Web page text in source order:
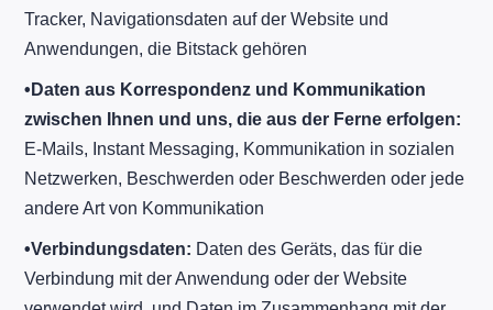
Tracker, Navigationsdaten auf der Website und
Anwendungen, die Bitstack gehören
• Daten aus Korrespondenz und Kommunikation
zwischen Ihnen und uns, die aus der Ferne erfolgen:
E-Mails, Instant Messaging, Kommunikation in sozialen
Netzwerken, Beschwerden oder Beschwerden oder jede
andere Art von Kommunikation
•Verbindungsdaten: Daten des Geräts, das für die
Verbindung mit der Anwendung oder der Website